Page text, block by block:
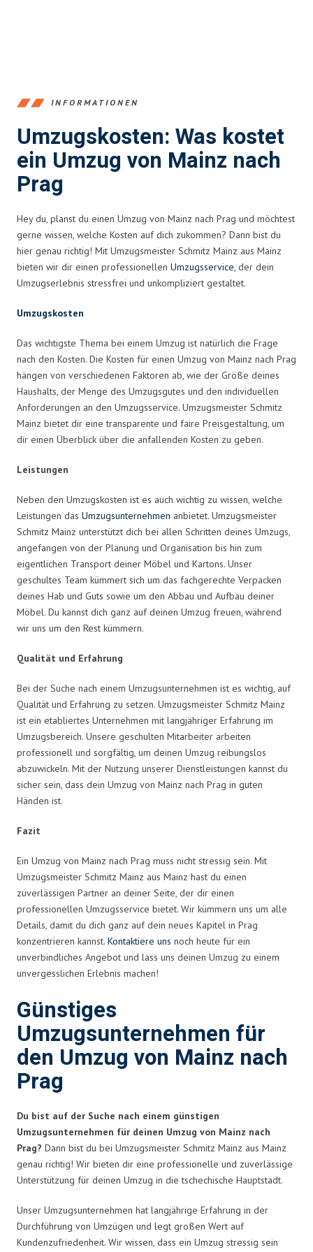
INFORMATIONEN
Umzugskosten: Was kostet
ein Umzug von Mainz nach
Prag
Hey du, planst du einen Umzug von Mainz nach Prag und möchtest
gerne wissen, welche Kosten auf dich zukommen? Dann bist du
hier genau richtig! Mit Umzugsmeister Schmitz Mainz aus Mainz
bieten wir dir einen professionellen Umzugsservice, der dein
Umzugserlebnis stressfrei und unkompliziert gestaltet.
Umzugskosten
Das wichtigste Thema bei einem Umzug ist natürlich die Frage
nach den Kosten. Die Kosten für einen Umzug von Mainz nach Prag
hängen von verschiedenen Faktoren ab, wie der Größe deines
Haushalts, der Menge des Umzugsgutes und den individuellen
Anforderungen an den Umzugsservice. Umzugsmeister Schmitz
Mainz bietet dir eine transparente und faire Preisgestaltung, um
dir einen Überblick über die anfallenden Kosten zu geben.
Leistungen
Neben den Umzugskosten ist es auch wichtig zu wissen, welche
Leistungen das Umzugsunternehmen anbietet. Umzugsmeister
Schmitz Mainz unterstützt dich bei allen Schritten deines Umzugs,
angefangen von der Planung und Organisation bis hin zum
eigentlichen Transport deiner Möbel und Kartons. Unser
geschultes Team kümmert sich um das fachgerechte Verpacken
deines Hab und Guts sowie um den Abbau und Aufbau deiner
Möbel. Du kannst dich ganz auf deinen Umzug freuen, während
wir uns um den Rest kümmern.
Qualität und Erfahrung
Bei der Suche nach einem Umzugsunternehmen ist es wichtig, auf
Qualität und Erfahrung zu setzen. Umzugsmeister Schmitz Mainz
ist ein etabliertes Unternehmen mit langjähriger Erfahrung im
Umzugsbereich. Unsere geschulten Mitarbeiter arbeiten
professionell und sorgfältig, um deinen Umzug reibungslos
abzuwickeln. Mit der Nutzung unserer Dienstleistungen kannst du
sicher sein, dass dein Umzug von Mainz nach Prag in guten
Händen ist.
Fazit
Ein Umzug von Mainz nach Prag muss nicht stressig sein. Mit
Umzugsmeister Schmitz Mainz aus Mainz hast du einen
zuverlässigen Partner an deiner Seite, der dir einen
professionellen Umzugsservice bietet. Wir kümmern uns um alle
Details, damit du dich ganz auf dein neues Kapitel in Prag
konzentrieren kannst. Kontaktiere uns noch heute für ein
unverbindliches Angebot und lass uns deinen Umzug zu einem
unvergesslichen Erlebnis machen!
Günstiges
Umzugsunternehmen für
den Umzug von Mainz nach
Prag
Du bist auf der Suche nach einem günstigen
Umzugsunternehmen für deinen Umzug von Mainz nach
Prag? Dann bist du bei Umzugsmeister Schmitz Mainz aus Mainz
genau richtig! Wir bieten dir eine professionelle und zuverlässige
Unterstützung für deinen Umzug in die tschechische Hauptstadt.
Unser Umzugsunternehmen hat langjährige Erfahrung in der
Durchführung von Umzügen und legt großen Wert auf
Kundenzufriedenheit. Wir wissen, dass ein Umzug stressig sein